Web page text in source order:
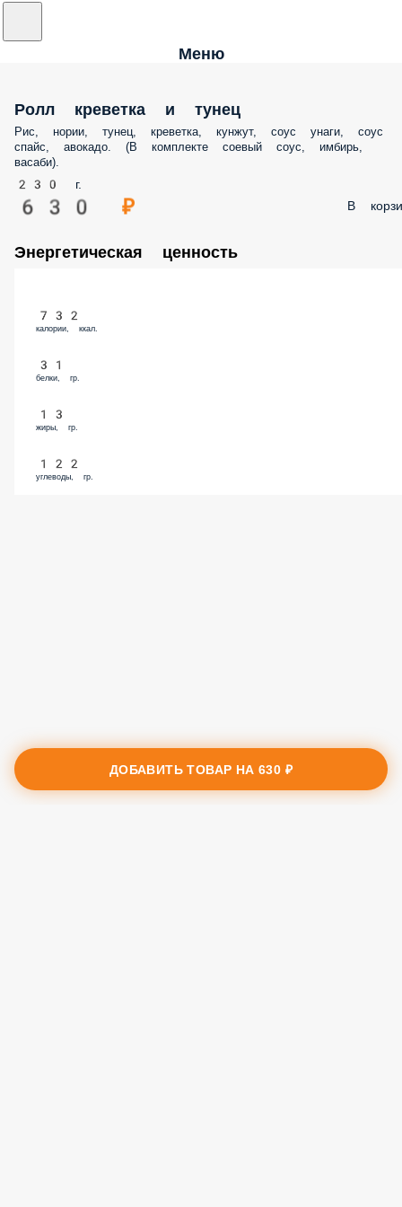
Меню
Ролл креветка и тунец
Рис, нории, тунец, креветка, кунжут, соус унаги, соус
спайс, авокадо. (В комплекте соевый соус, имбирь,
васаби).
230 г.
630 ₽ В
Энергетическая ценность
732
калории, ккал.
31
белки, гр.
13
жиры, гр.
122
углеводы, гр.
ДОБАВИТЬ ТОВАР НА630 ₽